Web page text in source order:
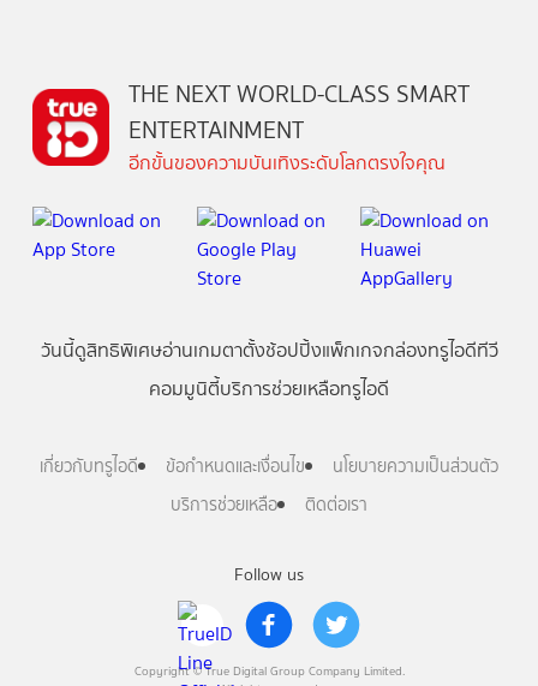
Follow us
Copyright © True Digital Group Company Limited.
THE NEXT WORLD-CLASS SMART
ENTERTAINMENT
อีกขั้นของความบันเทิงระดับโลกตรงใจคุณ
วันนี้ดูสิทธิพิเศษอ่านเกมตาตั้งช้อปปิ้งแพ็กเกจกล่องทรูไอดีทีวี
คอมมูนิตี้บริการช่วยเหลือทรูไอดี
เกี่ยวกับทรูไอดี ข้อกำหนดและเงื่อนไข
นโยบายความเป็นส่วนตัว
บริการช่วยเหลือ
ติดต่อเรา